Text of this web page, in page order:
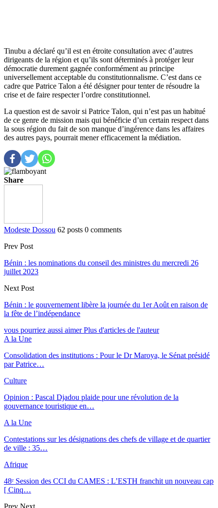
Tinubu a déclaré qu’il est en étroite consultation avec d’autres
dirigeants de la région et qu’ils sont déterminés à protéger leur
démocratie durement gagnée conformément au principe
universellement acceptable du constitutionnalisme. C’est dans ce
cadre que Patrice Talon a été désigner pour tenter de résoudre la
crise et de faire respecter l’ordre constitutionnel.
La question est de savoir si Patrice Talon, qui n’est pas un habitué
de ce genre de mission mais qui bénéficie d’un certain respect dans
la sous région du fait de son manque d’ingérence dans les affaires
des autres pays, pourrait mener efficacement la médiation.
Share
Modeste Dossou 62 posts 0 comments
Prev Post
Bénin : les nominations du conseil des ministres du mercredi 26
juillet 2023
Next Post
Bénin : le gouvernement libère la journée du 1er Août en raison de
la fête de l’indépendance
vous pourriez aussi aimer Plus d'articles de l'auteur
A la Une
Consolidation des institutions : Pour le Dr Maroya, le Sénat présidé
par Patrice…
Culture
Opinion : Pascal Djadou plaide pour une révolution de la
gouvernance touristique en…
A la Une
Contestations sur les désignations des chefs de village et de quartier
de ville : 35…
Afrique
48ᵉ Session des CCI du CAMES : L’ESTH franchit un nouveau cap
[ Cinq…
Prev Next